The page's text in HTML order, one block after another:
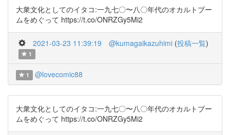
大衆文化としてのイタコ:一九七〇〜八〇年代のオカルトブー
ムをめぐって https://t.co/ONRZGy5Mi2
2021-03-23 11:39:19 @kumagaikazuhimi (投稿一覧)
1
1 @lovecomic88
大衆文化としてのイタコ:一九七〇〜八〇年代のオカルトブー
ムをめぐって https://t.co/ONRZGy5Mi2